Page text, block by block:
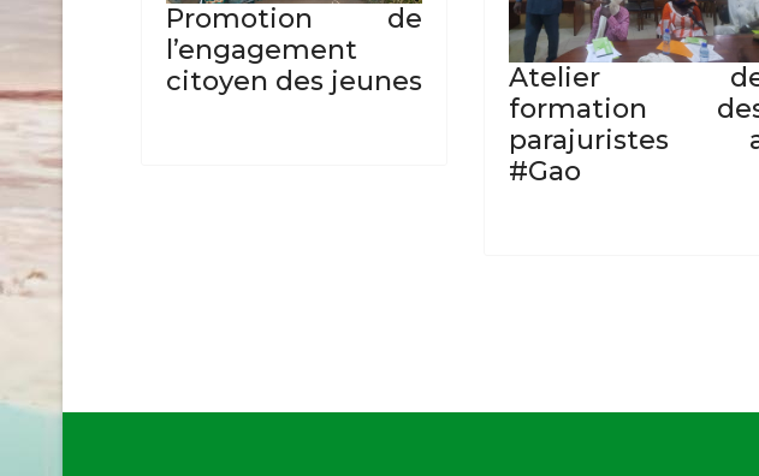
Promotion de
l’engagement
citoyen des jeunes
Atelier
formation
parajuristes
#Gao